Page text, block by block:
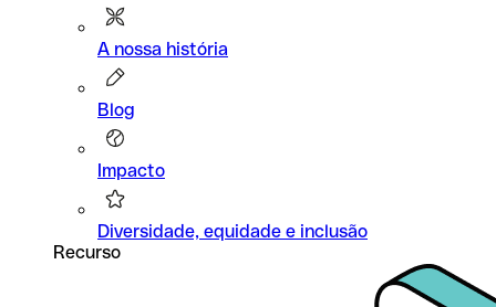
A nossa história
Blog
Impacto
Diversidade, equidade e inclusão
Recurso